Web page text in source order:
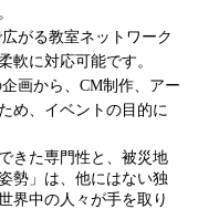
がる教室ネットワーク
軟に対応可能です。
画から、CM制作、アー
め、イベントの目的に
きた専門性と、被災地
勢」は、他にはない独
界中の人々が手を取り